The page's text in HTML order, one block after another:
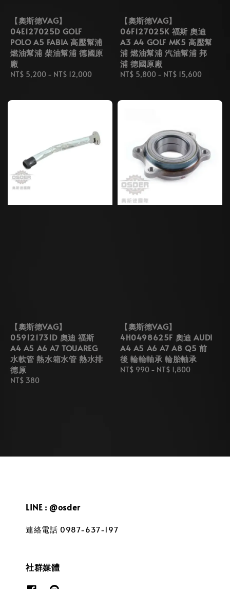
【奧斯德VAG】
04E127025D GOLF
POLO A5 FABIA 高壓幫浦
燃油幫浦 柴油幫浦 德國原
廠
Regular
NT$ 5,200 - NT$ 12,000
【奧斯德VAG】
06F127025K 福斯 奧迪
A3 A4 GOLF MK5 高壓幫
浦 燃油幫浦 汽油幫浦 邦
浦 德國原廠
Regular
NT$ 5,800 - NT$ 15,600
【奧斯德VAG】
059121731D 奧迪 福斯
A4 A5 A6 A7 TOUAREG
水軟管 熱水箱水管 熱水排
德原
Regular
NT$ 380
【奧斯德VAG】
4H0498625F 奧迪 AUDI
A4 A5 A6 A7 A8 Q5 前
後 輪輪軸承 輪胎軸承
Regular
NT$ 990 - NT$ 1,800
LINE : @osder
連絡電話 0987-637-197
社群媒體